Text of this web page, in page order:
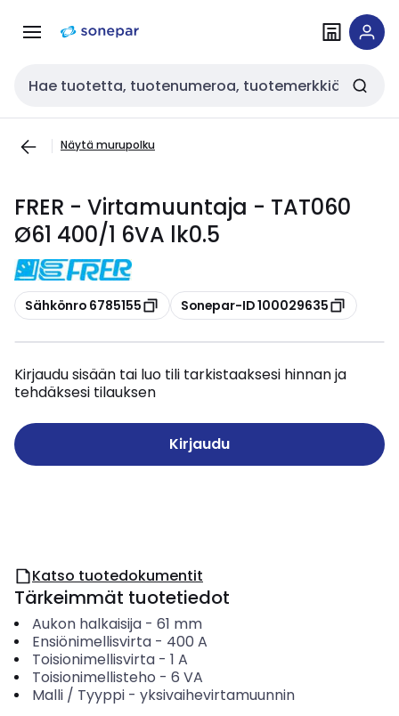
navigointiinsisältöön
Haku
Näytä murupolku
FRER - Virtamuuntaja - TAT060
Ø61 400/1 6VA lk0.5
Kopioi
Sähkönro 6785155 Kopioi
Sonepar-ID 100029635
Kirjaudu sisään tai luo tili tarkistaaksesi hinnan ja
tehdäksesi tilauksen
Kirjaudu
Katso tuotedokumentit
Tärkeimmät tuotetiedot
Aukon halkaisija- 61 mm
Ensiönimellisvirta- 400 A
Toisionimellisvirta- 1 A
Toisionimellisteho - 6 VA
Malli / Tyyppi- yksivaihevirtamuunnin